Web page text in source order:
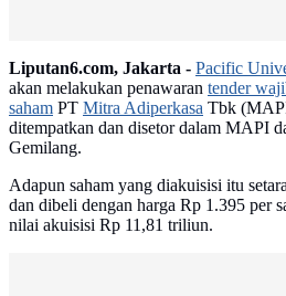
Liputan6.com, Jakarta - Pacific
akan melakukan penawaran tender
saham PT Mitra Adiperkasa Tbk
ditempatkan dan disetor dalam MAPI
Gemilang.
Adapun saham yang diakuisisi itu
dan dibeli dengan harga Rp 1.395 per
nilai akuisisi Rp 11,81 triliun.